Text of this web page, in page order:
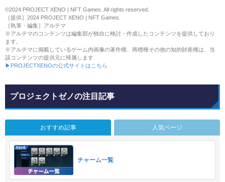
©2024 PROJECT XENO | NFT Games. All rights reserved.
［提供］2024 PROJECT XENO | NFT Games.
［執筆・編集］アルテマ
※アルテマのコンテンツは編集部が独自に検討・作成したコンテンツを提供しており
ます。
※アルテマに掲載しているゲーム内画像の著作権、商標権その他の知的財産権は、当
該コンテンツの提供元に帰属します
▶PROJECTXENOの公式サイトはこちら
プロジェクトゼノの注目記事
おすすめ記事 人気ページ
チャーム一覧